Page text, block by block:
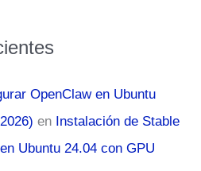
OpenClaw en Ubuntu
en Instalación de Stable
Ubuntu 24.04 con GPU